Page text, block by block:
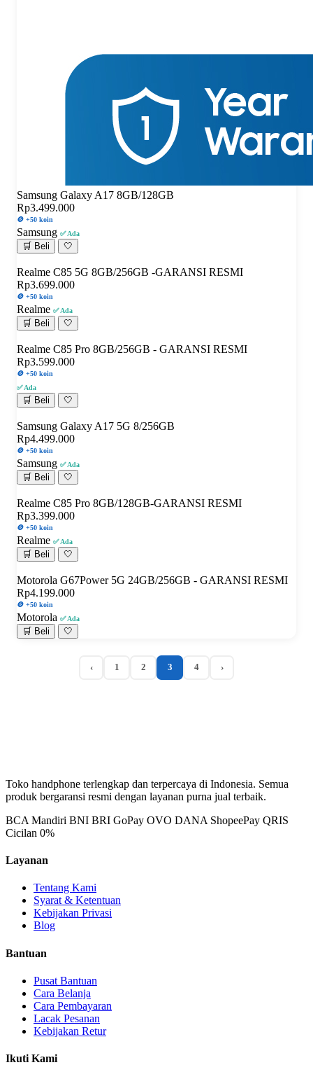
Samsung Galaxy A17 8GB/128GB
Rp3.499.000
🪙 +50 koin
Samsung ✅ Ada
🛒 Beli 🤍
Realme C85 5G 8GB/256GB -GARANSI RESMI
Rp3.699.000
🪙 +50 koin
Realme ✅ Ada
🛒 Beli 🤍
Realme C85 Pro 8GB/256GB - GARANSI RESMI
Rp3.599.000
🪙 +50 koin
✅ Ada
🛒 Beli 🤍
Samsung Galaxy A17 5G 8/256GB
Rp4.499.000
🪙 +50 koin
Samsung ✅ Ada
🛒 Beli 🤍
Realme C85 Pro 8GB/128GB-GARANSI RESMI
Rp3.399.000
🪙 +50 koin
Realme ✅ Ada
🛒 Beli 🤍
Motorola G67Power 5G 24GB/256GB - GARANSI RESMI
Rp4.199.000
🪙 +50 koin
Motorola ✅ Ada
🛒 Beli 🤍
‹ 1 2 3 4 ›
Toko handphone terlengkap dan terpercaya di Indonesia. Semua
produk bergaransi resmi dengan layanan purna jual terbaik.
BCA Mandiri BNI BRI GoPay OVO DANA ShopeePay QRIS
Cicilan 0%
Layanan
Tentang Kami
Syarat & Ketentuan
Kebijakan Privasi
Blog
Bantuan
Pusat Bantuan
Cara Belanja
Cara Pembayaran
Lacak Pesanan
Kebijakan Retur
Ikuti Kami